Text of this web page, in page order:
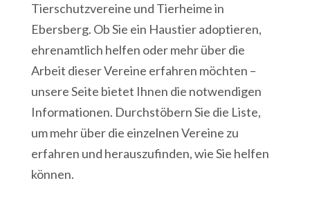
Tierschutzvereine und Tierheime in
Ebersberg. Ob Sie ein Haustier adoptieren,
ehrenamtlich helfen oder mehr über die
Arbeit dieser Vereine erfahren möchten –
unsere Seite bietet Ihnen die notwendigen
Informationen. Durchstöbern Sie die Liste,
um mehr über die einzelnen Vereine zu
erfahren und herauszufinden, wie Sie helfen
können.